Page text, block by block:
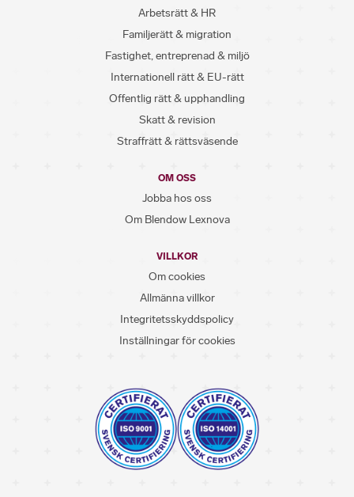
Arbetsrätt & HR
Familjerätt & migration
Fastighet, entreprenad & miljö
Internationell rätt & EU-rätt
Offentlig rätt & upphandling
Skatt & revision
Straffrätt & rättsväsende
OM OSS
Jobba hos oss
Om Blendow Lexnova
VILLKOR
Om cookies
Allmänna villkor
Integritetsskyddspolicy
Inställningar för cookies